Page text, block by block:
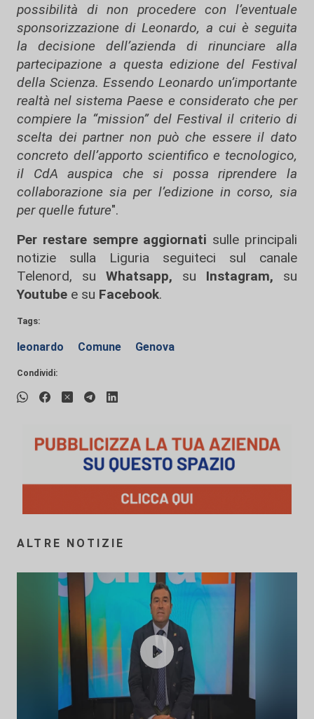
possibilità di non procedere con l’eventuale
sponsorizzazione di Leonardo, a cui è seguita
la decisione dell’azienda di rinunciare alla
partecipazione a questa edizione del Festival
della Scienza. Essendo Leonardo un’importante
realtà nel sistema Paese e considerato che per
compiere la “mission” del Festival il criterio di
scelta dei partner non può che essere il dato
concreto dell’apporto scientifico e tecnologico,
il CdA auspica che si possa riprendere la
collaborazione sia per l’edizione in corso, sia
per quelle future".
Per restare sempre aggiornati sulle principali
notizie sulla Liguria seguiteci sul canale
Telenord, su
Whatsapp, su Instagram, su
Youtube e su Facebook.
Tags:
leonardo Comune Genova
Condividi:
ALTRE NOTIZIE